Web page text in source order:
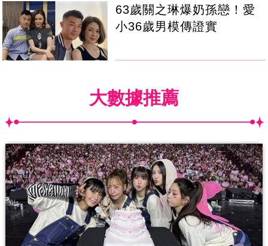
63歲關之琳爆奶孫戀！愛
小36歲男模傳證實
大數據推薦